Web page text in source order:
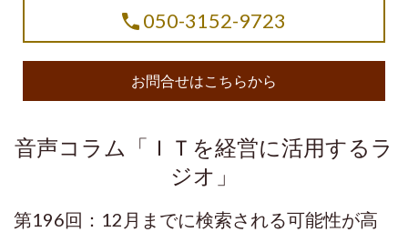
050-3152-9723
お問合せはこちらから
音声コラム「ＩＴを経営に活用するラ
ジオ」
第196回：12月までに検索される可能性が高